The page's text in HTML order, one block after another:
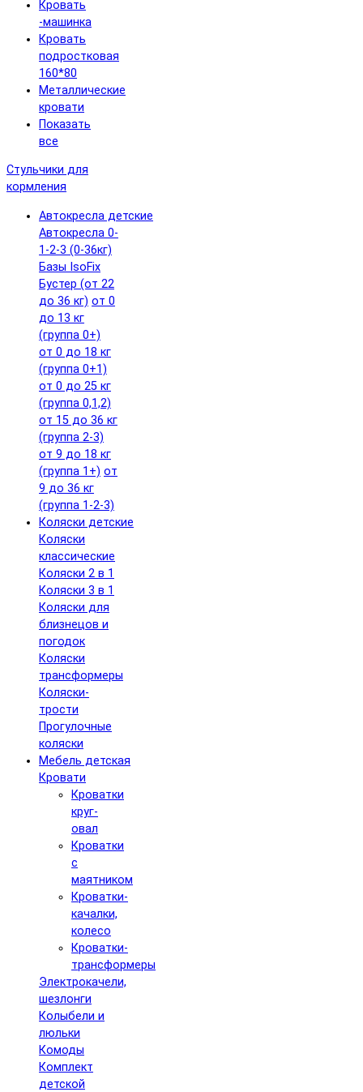
Кровать
-машинка
Кровать
подростковая
160*80
Металлические
кровати
Показать
все
Стульчики для
кормления
Автокресла детские
Автокресла 0-
1-2-3 (0-36кг)
Базы IsoFix
Бустер (от 22
до 36 кг) от 0
до 13 кг
(группа 0+)
от 0 до 18 кг
(группа 0+1)
от 0 до 25 кг
(группа 0,1,2)
от 15 до 36 кг
(группа 2-3)
от 9 до 18 кг
(группа 1+) от
9 до 36 кг
(группа 1-2-3)
Коляски детские
Коляски
классические
Коляски 2 в 1
Коляски 3 в 1
Коляски для
близнецов и
погодок
Коляски
трансформеры
Коляски-
трости
Прогулочные
коляски
Мебель детская
Кровати
Кроватки
круг-
овал
Кроватки
с
маятником
Кроватки-
качалки,
колесо
Кроватки-
трансформеры
Электрокачели,
шезлонги
Колыбели и
люльки
Комоды
Комплект
детской